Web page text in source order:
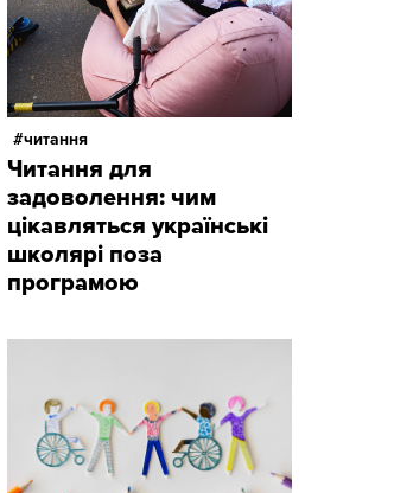
читання
Читання для
задоволення: чим
цікавляться українські
школярі поза
програмою